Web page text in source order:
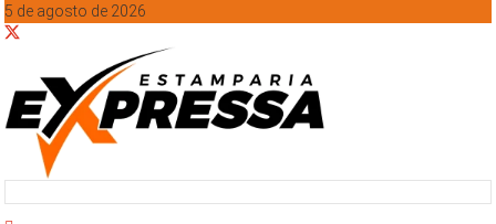
5 de agosto de 2026